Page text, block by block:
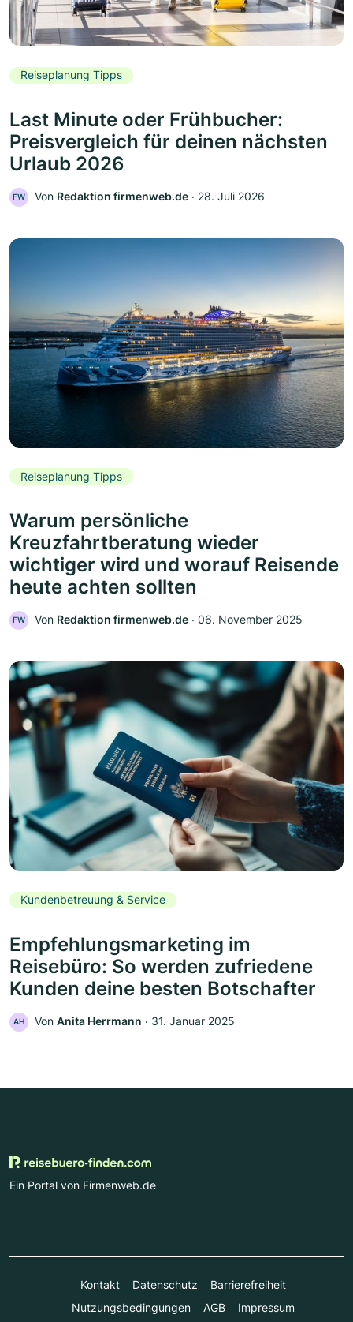
Reiseplanung Tipps
Last Minute oder Frühbucher:
Preisvergleich für deinen nächsten
Urlaub 2026
FW Von Redaktion firmenweb.de ‧ 28. Juli 2026
Reiseplanung Tipps
Warum persönliche
Kreuzfahrtberatung wieder
wichtiger wird und worauf Reisende
heute achten sollten
FW Von Redaktion firmenweb.de ‧ 06. November 2025
Kundenbetreuung & Service
Empfehlungsmarketing im
Reisebüro: So werden zufriedene
Kunden deine besten Botschafter
AH Von Anita Herrmann ‧ 31. Januar 2025
Ein Portal von Firmenweb.de
Kontakt Datenschutz
Barrierefreiheit
Nutzungsbedingungen
AGB Impressum